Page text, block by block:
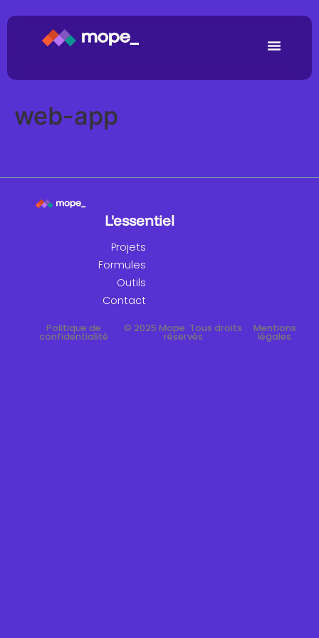
web-app
L'essentiel
Projets
Formules
Outils
Contact
Politique de
confidentialité
© 2025 Mope. Tous droits
réservés
Mentions
légales